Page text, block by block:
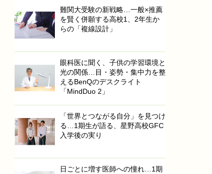
難関大受験の新戦略…一般×推薦
を賢く併願する高校1、2年生か
らの「複線設計」
眼科医に聞く、子供の学習環境と
光の関係…目・姿勢・集中力を整
えるBenQのデスクライト
「MindDuo 2」
「世界とつながる自分」を見つけ
る…1期生が語る、星野高校GFC
入学後の実り
日ごとに増す医師への憧れ…1期